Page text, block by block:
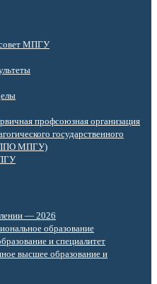
МПГУ
профсоюзная организация
государственного
МПГУ)
— 2026
образование
и специалитет
высшее образование и